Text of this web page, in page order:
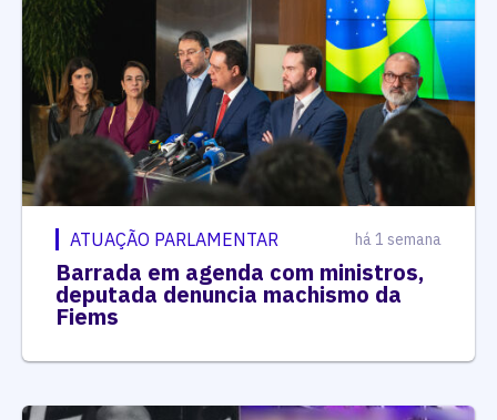
ATUAÇÃO PARLAMENTAR há 1 semana
Barrada em agenda com ministros,
deputada denuncia machismo da
Fiems